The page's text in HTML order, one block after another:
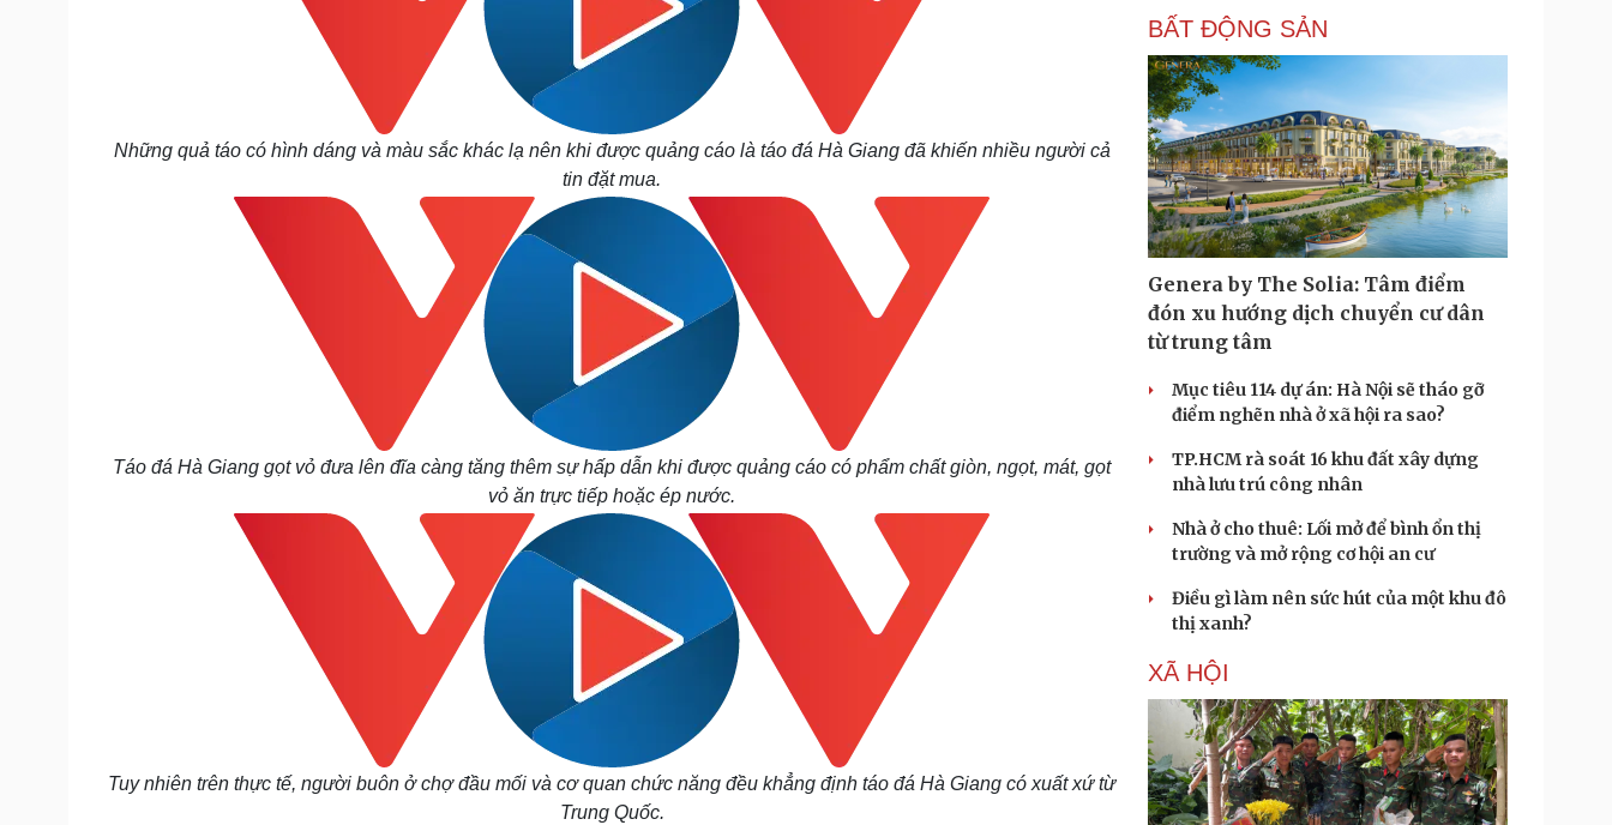
Những quả táo có hình dáng và màu sắc khác lạ nên khi được quảng cáo là táo đá Hà Giang đã khiến nhiều người cả
tin đặt mua.
Táo đá Hà Giang gọt vỏ đưa lên đĩa càng tăng thêm sự hấp dẫn khi được quảng cáo có phẩm chất giòn, ngọt, mát, gọt
vỏ ăn trực tiếp hoặc ép nước.
Tuy nhiên trên thực tế, người buôn ở chợ đầu mối và cơ quan chức năng đều khẳng định táo đá Hà Giang có xuất xứ từ
Trung Quốc.
BẤT ĐỘNG SẢN
Genera by The Solia: Tâm điểm
đón xu hướng dịch chuyển cư dân
từ trung tâm
Mục tiêu 114 dự án: Hà Nội sẽ tháo gỡ
điểm nghẽn nhà ở xã hội ra sao?
TP.HCM rà soát 16 khu đất xây dựng
nhà lưu trú công nhân
Nhà ở cho thuê: Lối mở để bình ổn thị
trường và mở rộng cơ hội an cư
Điều gì làm nên sức hút của một khu đô
thị xanh?
XÃ HỘI